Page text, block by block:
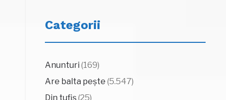
Categorii
Anunturi (169)
Are balta pește (5.547)
Din tufiș(25)